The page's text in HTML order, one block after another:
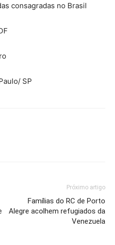
consagradas no Brasil
SP
Próximo artigo
Famílias do RC de Porto
Alegre acolhem refugiados da
Venezuela